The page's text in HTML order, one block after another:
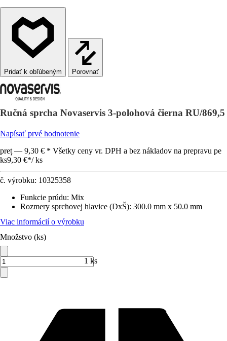
Porovnať
Ručná sprcha Novaservis 3-polohová čierna RU/869,5
Napísať prvé hodnotenie
preț — 9,30 € * Všetky ceny vr. DPH a bez nákladov na prepravu pe
ks9,30 €*/ ks
č. výrobku: 10325358
Funkcie prúdu: Mix
Rozmery sprchovej hlavice (DxŠ): 300.0 mm x 50.0 mm
Viac informácií o výrobku
Množstvo (ks)
1 ks